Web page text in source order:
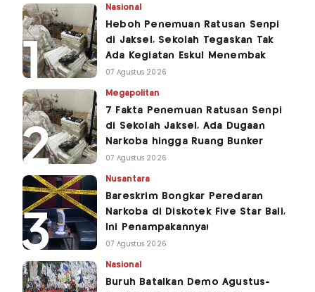
Nasional
Heboh Penemuan Ratusan Senpi
di Jaksel, Sekolah Tegaskan Tak
Ada Kegiatan Eskul Menembak
07 Agustus 2026
Megapolitan
7 Fakta Penemuan Ratusan Senpi
di Sekolah Jaksel, Ada Dugaan
Narkoba hingga Ruang Bunker
07 Agustus 2026
Nusantara
Bareskrim Bongkar Peredaran
Narkoba di Diskotek Five Star Bali,
Ini Penampakannya!
07 Agustus 2026
Nasional
Buruh Batalkan Demo Agustus-